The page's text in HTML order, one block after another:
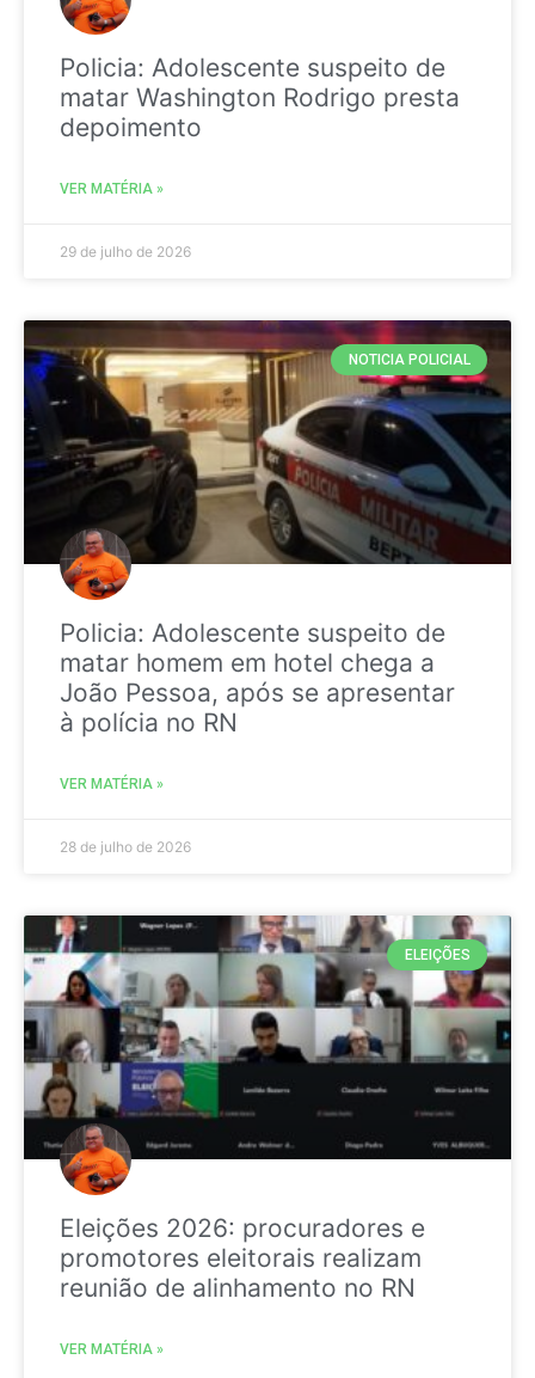
Policia: Adolescente suspeito de
matar Washington Rodrigo presta
depoimento
VER MATÉRIA »
29 de julho de 2026
NOTICIA POLICIAL
Policia: Adolescente suspeito de
matar homem em hotel chega a
João Pessoa, após se apresentar
à polícia no RN
VER MATÉRIA »
28 de julho de 2026
ELEIÇÕES
Eleições 2026: procuradores e
promotores eleitorais realizam
reunião de alinhamento no RN
VER MATÉRIA »